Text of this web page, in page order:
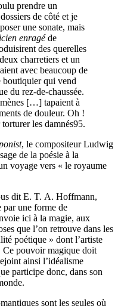
prendre un
de côté et je
une sonate, mais
enragéde
des querelles
charretiers et un
avec beaucoup de
boutiquier qui vend
du rez-de-chaussée.
[…] tapaient à
de douleur. Oh !
les damnés95.
, le compositeur Ludwig
de la poésie à la
voyage vers « le royaume
dit E. T. A. Hoffmann,
par une forme de
ici à la magie, aux
que l’on retrouve dans les
poétique » dont l’artiste
Ce pouvoir magique doit
ainsi l’idéalisme
participe donc, dans son
sont les seules où